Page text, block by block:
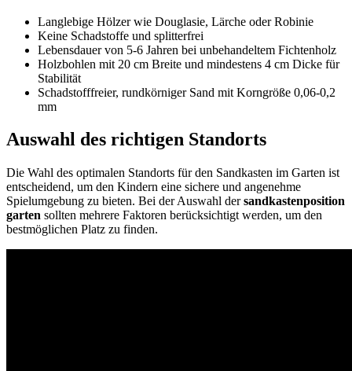
Langlebige Hölzer wie Douglasie, Lärche oder Robinie
Keine Schadstoffe und splitterfrei
Lebensdauer von 5-6 Jahren bei unbehandeltem Fichtenholz
Holzbohlen mit 20 cm Breite und mindestens 4 cm Dicke für
Stabilität
Schadstofffreier, rundkörniger Sand mit Korngröße 0,06-0,2
mm
Auswahl des richtigen Standorts
Die Wahl des optimalen Standorts für den Sandkasten im Garten ist
entscheidend, um den Kindern eine sichere und angenehme
Spielumgebung zu bieten. Bei der Auswahl dersandkastenposition
garten sollten mehrere Faktoren berücksichtigt werden, um den
bestmöglichen Platz zu finden.